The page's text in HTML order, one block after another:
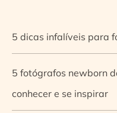
5 dicas infalíveis para
5 fotógrafos newborn
conhecer e se inspirar